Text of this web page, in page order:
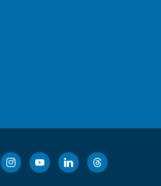
instagramyoutubelinkedinthreads